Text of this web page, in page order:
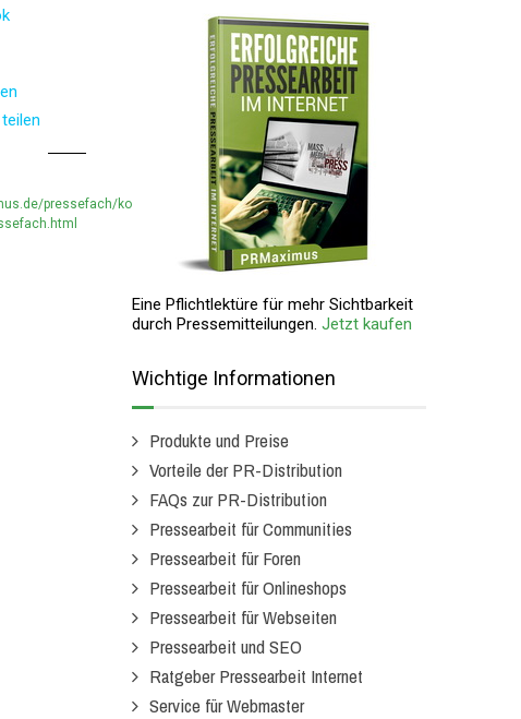
pressefach/kompetenznetz-
Eine Pflichtlektüre für mehr Sichtbarkeit
durch Pressemitteilungen. Jetzt kaufen
Wichtige Informationen
Produkte und Preise
Vorteile der PR-Distribution
FAQs zur PR-Distribution
Pressearbeit für Communities
Pressearbeit für Foren
Pressearbeit für Onlineshops
Pressearbeit für Webseiten
Pressearbeit und SEO
Ratgeber Pressearbeit Internet
Service für Webmaster